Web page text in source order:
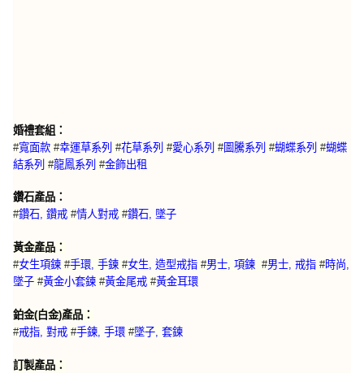
婚禮套組：
#寬面款 #幸運草系列 #花草系列 #愛心系列 #圖騰系列 #蝴蝶系列 #蝴蝶
結系列 #龍鳳系列 #金飾出租
鑽石產品：
#鑽石, 鑽戒 #情人對戒 #鑽石, 墜子
黃金產品：
#女生項鍊 #手環, 手鍊 #女生, 造型戒指 #男士, 項鍊 #男士, 戒指 #時尚,
墜子 #黃金小套鍊 #黃金尾戒 #黃金耳環
鉑金(白金)產品：
#戒指, 對戒 #手鍊, 手環 #墜子, 套鍊
訂製產品：